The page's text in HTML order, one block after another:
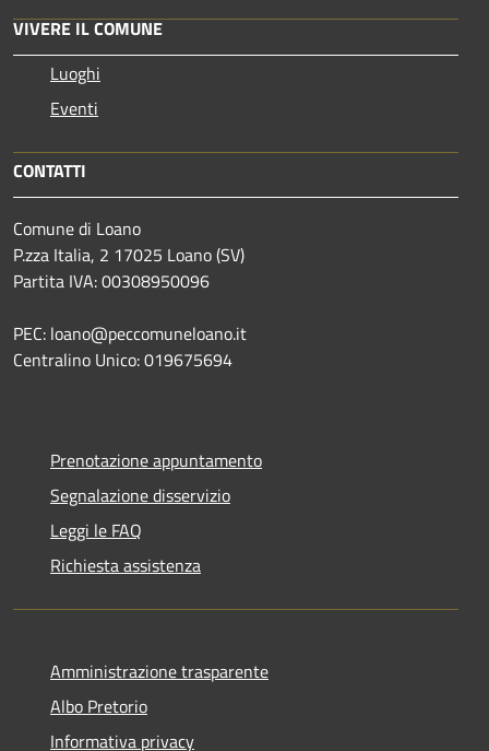
VIVERE IL COMUNE
Luoghi
Eventi
CONTATTI
Comune di Loano
P.zza Italia, 2 17025 Loano (SV)
Partita IVA: 00308950096
PEC: loano@peccomuneloano.it
Centralino Unico: 019675694
Prenotazione appuntamento
Segnalazione disservizio
Leggi le FAQ
Richiesta assistenza
Amministrazione trasparente
Albo Pretorio
Informativa privacy